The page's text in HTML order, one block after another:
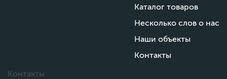
Каталог товаров
Несколько слов о нас
Наши объекты
Контакты
Контакты